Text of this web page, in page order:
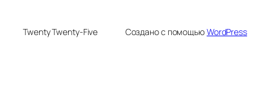
Twenty Twenty-Five Создано с помощьюWordPress